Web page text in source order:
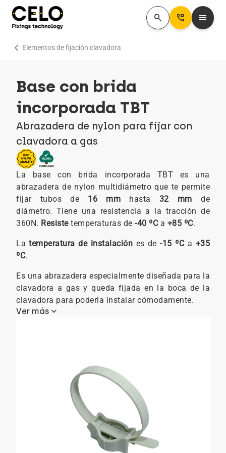
search Perm_Phone_Msg menu
Elementos de fijación clavadora
chevron_right
Base con brida
incorporada TBT
Abrazadera de nylon para fijar con
clavadora a gas
La base con brida incorporada TBT es una
abrazadera de nylon multidiámetro que te permite
fijar tubos de 16 mm hasta 32 mm de
diámetro. Tiene una resistencia a la tracción de
360N. Resiste temperaturas de -40 ºCa +85 ºC.
Latemperatura de instalación es de-15 ºCa +35
ºC.
Es una abrazadera especialmente diseñada para la
clavadora a gas y queda fijada en la boca de la
clavadora para poderla instalar cómodamente.
Ver más keyboard_arrow_down